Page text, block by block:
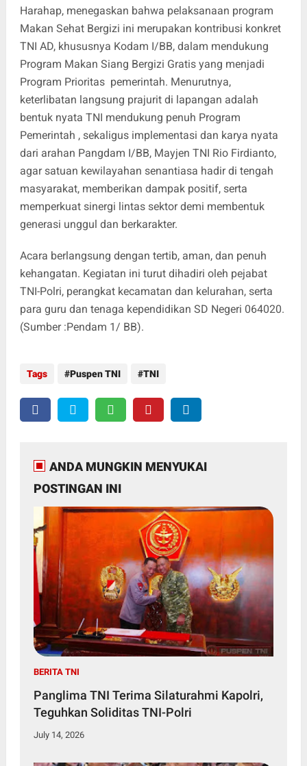
Harahap, menegaskan bahwa pelaksanaan program
Makan Sehat Bergizi ini merupakan kontribusi konkret
TNI AD, khususnya Kodam I/BB, dalam mendukung
Program Makan Siang Bergizi Gratis yang menjadi
Program Prioritas pemerintah. Menurutnya,
keterlibatan langsung prajurit di lapangan adalah
bentuk nyata TNI mendukung penuh Program
Pemerintah , sekaligus implementasi dan karya nyata
dari arahan Pangdam I/BB, Mayjen TNI Rio Firdianto,
agar satuan kewilayahan senantiasa hadir di tengah
masyarakat, memberikan dampak positif, serta
memperkuat sinergi lintas sektor demi membentuk
generasi unggul dan berkarakter.
Acara berlangsung dengan tertib, aman, dan penuh
kehangatan. Kegiatan ini turut dihadiri oleh pejabat
TNI-Polri, perangkat kecamatan dan kelurahan, serta
para guru dan tenaga kependidikan SD Negeri 064020.
(Sumber :Pendam 1/ BB).
Tags Puspen TNI TNI
ANDA MUNGKIN MENYUKAI
POSTINGAN INI
BERITA TNI
Panglima TNI Terima Silaturahmi Kapolri,
Teguhkan Soliditas TNI-Polri
July 14, 2026